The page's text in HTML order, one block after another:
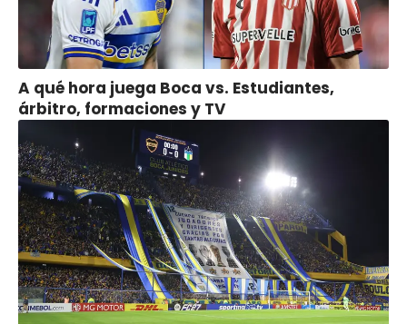
A qué hora juega Boca vs. Estudiantes,
árbitro, formaciones y TV